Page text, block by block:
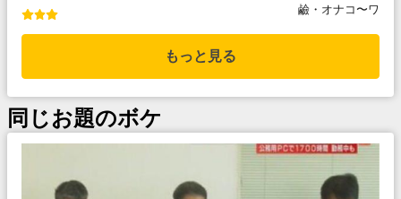
鹼・オナコ〜ワ
もっと見る
同じお題のボケ